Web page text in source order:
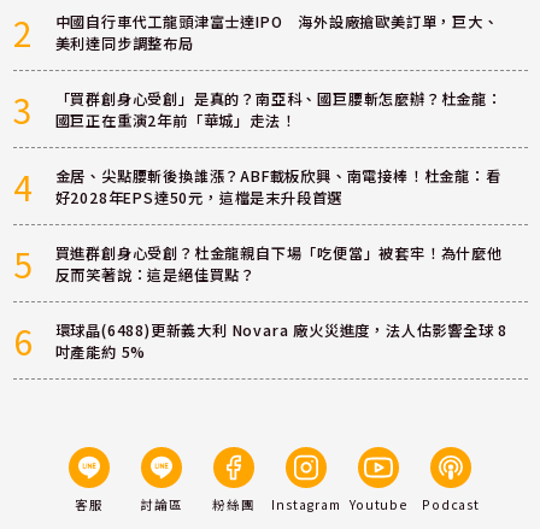
2
中國自行車代工龍頭津富士達IPO 海外設廠搶歐美訂單，巨大、
美利達同步調整布局
3
「買群創身心受創」是真的？南亞科、國巨腰斬怎麼辦？杜金龍：
國巨正在重演2年前「華城」走法！
4
金居、尖點腰斬後換誰漲？ABF載板欣興、南電接棒！杜金龍：看
好2028年EPS達50元，這檔是末升段首選
5
買進群創身心受創？杜金龍親自下場「吃便當」被套牢！為什麼他
反而笑著說：這是絕佳買點？
6
環球晶(6488)更新義大利 Novara 廠火災進度，法人估影響全球 8
吋產能約 5%
客服 討論區 粉絲團 Instagram Youtube Podcast